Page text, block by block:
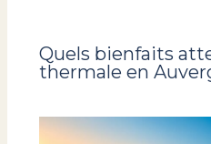
Quels bienfaits
thermale en